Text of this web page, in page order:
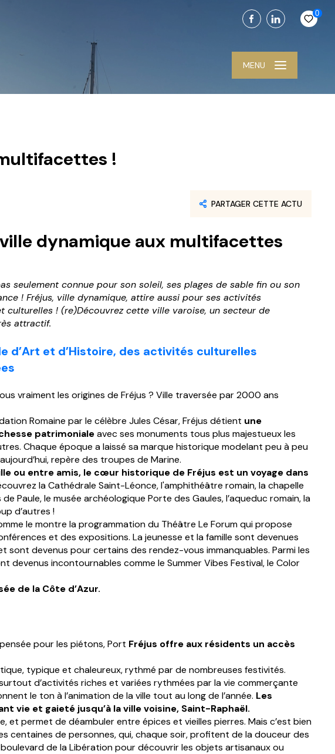
0
MENU
!
PARTAGER CETTE ACTU
dynamique aux multifacettes
seulement connue pour son soleil, ses plages de sable fin ou son
! Fréjus, ville dynamique, attire aussi pour ses activités
culturelles ! (re)Découvrez cette ville varoise, un secteur de
attractif.
d’Art et d’Histoire, des activités culturelles
vraiment les origines de Fréjus ? Ville traversée par 2000 ans
Romaine par le célèbre Jules César, Fréjus détient une
patrimonialeavec ses monuments tous plus majestueux les
Chaque époque a laissé sa marque historique modelant peu à peu
aujourd’hui, repère des troupes de Marine.
ou entre amis, le cœur historique de Fréjus est un voyage dans
la Cathédrale Saint-Léonce, l'amphithéâtre romain, la chapelle
Paule, le musée archéologique Porte des Gaules, l’aqueduc romain, la
d’autres !
le montre la programmation du Théâtre Le Forum qui propose
et des expositions. La jeunesse et la famille sont devenues
devenus pour certains des rendez-vous immanquables. Parmi les
incontournables comme le Summer Vibes Festival, le Color
de la Côte d’Azur.
pour les piétons, Port Fréjus offre aux résidents un accès
typique et chaleureux, rythmé par de nombreuses festivités.
d’activités riches et variées rythmées par la vie commerçante
le ton à l’animation de la ville tout au long de l’année. Les
vie et gaieté jusqu’à la ville voisine, Saint-Raphaël.
permet de déambuler entre épices et vieilles pierres. Mais c’est bien
centaines de personnes, qui, chaque soir, profitent de la douceur des
de la Libération pour découvrir les objets artisanaux ou